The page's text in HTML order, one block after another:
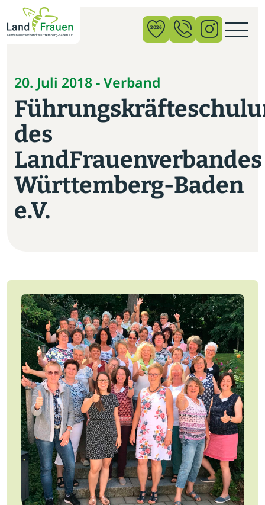
2026
20. Juli 2018 - Verband
des
LandFrauenverbandes
Württemberg-Baden
e.V.
×
News
Verband
Politik
Bildung
Gemeinschaft
Vor Ort
Jobs
Newsletter
Presse
Intern
Login
Mitglied werden